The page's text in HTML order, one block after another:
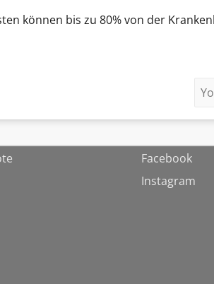
können bis zu 80% von der
Facebook
Instagram